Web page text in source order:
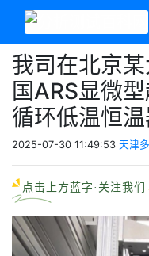
我司在北京
国ARS显微
循环低温恒
2025-07-30 11:49:53 天津
点击上方蓝字·关注我们